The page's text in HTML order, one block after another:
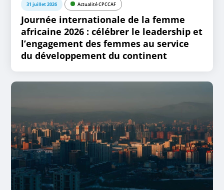
31 juillet 2026 Actualité CPCCAF
Journée internationale de la femme
africaine 2026 : célébrer le leadership et
l’engagement des femmes au service
du développement du continent